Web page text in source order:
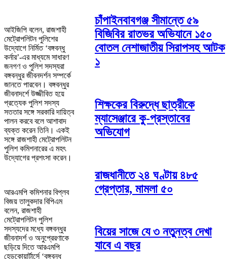
আইজিপি বলেন, রাজশাহী
মেট্রোপলিটন পুলিশের
উদ্যোগে নির্মিত ‘বঙ্গবন্ধু
কর্নার’-এর মাধ্যমে সাধারণ
জনগণ ও পুলিশ সদস্যরা
বঙ্গবন্ধুর জীবনদর্শন সম্পর্কে
জানতে পারবেন। বঙ্গবন্ধুর
জীবনাদর্শে উজ্জীবিত হয়ে
প্রত্যেক পুলিশ সদস্য
সততার সঙ্গে সরকারি দায়িত্ব
পালন করবে বলে আশাবাদ
ব্যক্ত করেন তিনি। একই
সঙ্গে রাজশাহী মেট্রোপলিটন
পুলিশ কমিশনারের এ মহৎ
উদ্যোগের প্রশংসা করেন।
আরএমপি কমিশনার বিপ্লব
বিজয় তালুকদার বিপিএম
বলেন, রাজশাহী
মেট্রোপলিটন পুলিশ
সদস্যদের মধ্যে বঙ্গবন্ধুর
জীবনাদর্শ ও অনুপ্রেরণাকে
ছড়িয়ে দিতে আরএমপি
হেডকোয়ার্টার্সে ‘বঙ্গবন্ধু
চাঁপাইনবাবগঞ্জ সীমান্তে ৫৯
বিজিবির রাতভর অভিযানে ১৫০
বোতল নেশাজাতীয় সিরাপসহ আটক
১
শিক্ষকের বিরুদ্ধে ছাত্রীকে
ম্যাসেঞ্জারে কু-প্রস্তাবের
অভিযোগ
রাজধানীতে ২৪ ঘণ্টায় ৪৮৫
গ্রেপ্তার, মামলা ৫০
বিয়ের সাজে যে ৩ নতুনত্ব দেখা
যাবে এ বছর